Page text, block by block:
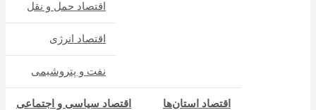
اقتصاد حمل و نقل
اقتصاد انرژی
نفت و پتروشیمی
اقتصاد سیاسی و اجتماعی اقتصاد استان‌ها